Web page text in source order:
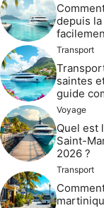
depuis
Transport
saintes
guide
Voyage
Quel est
Saint-
2026 ?
Transport